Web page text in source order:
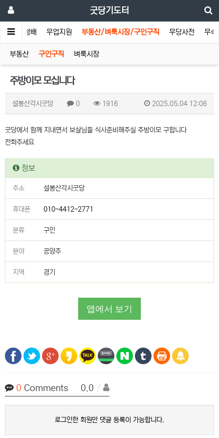
굿당기도터
터 청배 무업지원 부동산/벼룩시장/구인구직 무당사전 무속
부동산 구인구직 벼룩시장
주방이모 모십니다
설봉산각시굿당 0 1916 2025.05.04 12:06
굿당에서 함께 지내면서 보살님들 식사준비해주실 주방이모 구합니다
전화주세요
정보
주소 설봉산각시굿당
휴대폰 010-4412-2771
분류 구인
분야 공양주
지역 경기
앱에서 보기
0 Comments 0.0 /
로그인한 회원만 댓글 등록이 가능합니다.